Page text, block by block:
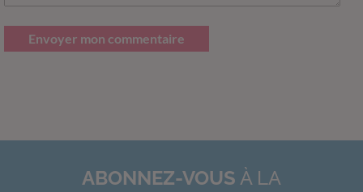
Envoyer mon commentaire
ABONNEZ-VOUS À LA